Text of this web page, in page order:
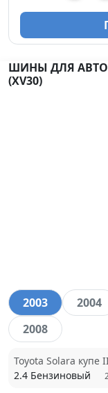
ШИНЫ ДЛЯ
(XV30)
2003 2004
2008
Toyota Solara купе II
2.4 Бензиновый